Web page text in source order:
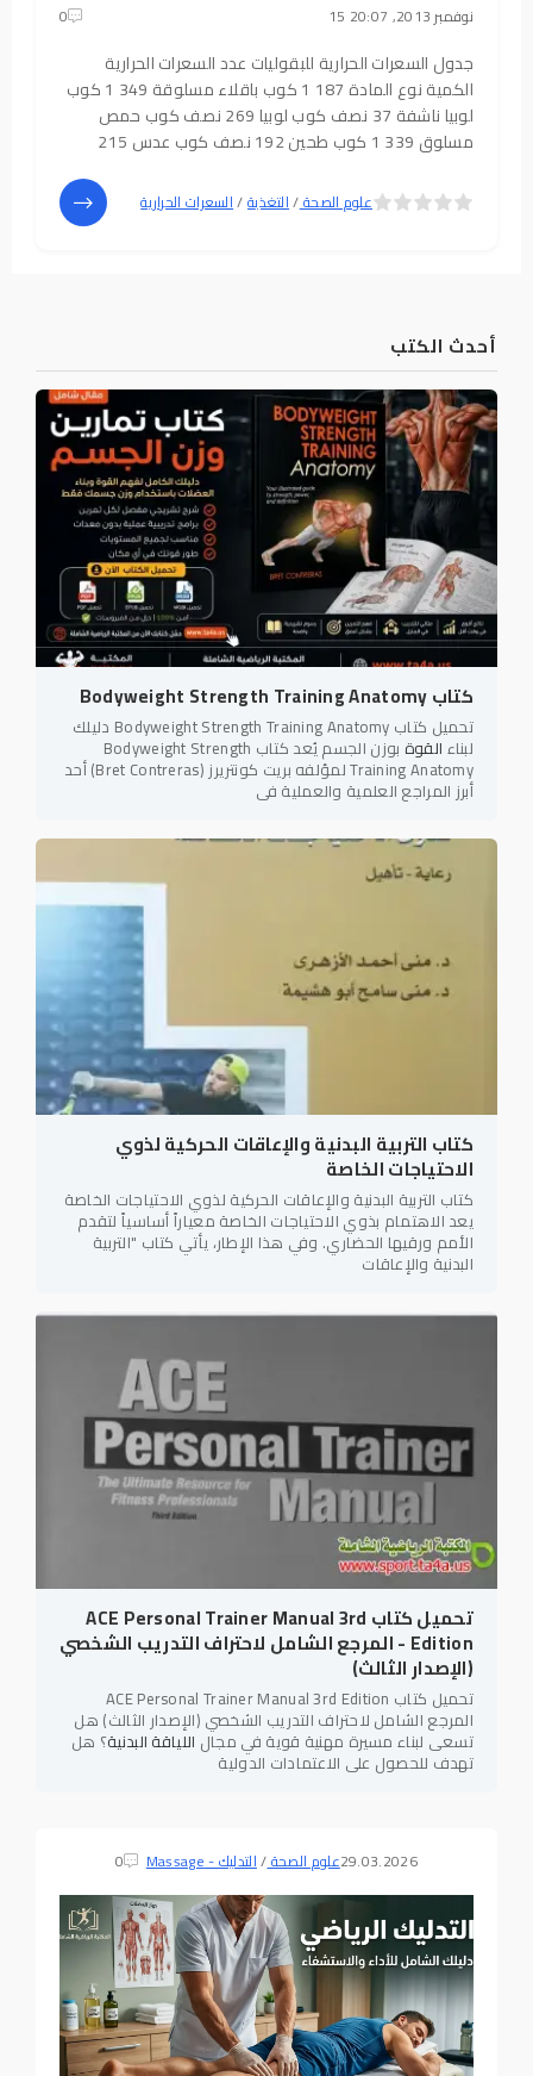
أحدث الكتب
كتاب Bodyweight Strength Training Anatomy
تحميل كتاب Bodyweight Strength Training Anatomy دليلك
لبناء القوة بوزن الجسم يُعد كتاب Bodyweight Strength
Training Anatomy لمؤلفه بريت كونتريرز (Bret Contreras) أحد
أبرز المراجع العلمية والعملية في
كتاب التربية البدنية والإعاقات الحركية لذوي
الاحتياجات الخاصة
كتاب التربية البدنية والإعاقات الحركية لذوي الاحتياجات الخاصة
يعد الاهتمام بذوي الاحتياجات الخاصة معياراً أساسياً لتقدم
الأمم ورقيها الحضاري. وفي هذا الإطار، يأتي كتاب "التربية
البدنية والإعاقات
تحميل كتاب ACE Personal Trainer Manual 3rd
Edition - المرجع الشامل لاحتراف التدريب الشخصي
(الإصدار الثالث)
تحميل كتاب ACE Personal Trainer Manual 3rd Edition
المرجع الشامل لاحتراف التدريب الشخصي (الإصدار الثالث) هل
تسعى لبناء مسيرة مهنية قوية في مجال اللياقة البدنية؟ هل
تهدف للحصول على الاعتمادات الدولية
29.03.2026علوم الصحة/التدليك - Massage 0
15 نوفمبر 2013, 20:07 0
جدول السعرات الحرارية للبقوليات عدد السعرات الحرارية
الكمية نوع المادة 187 1 كوب باقلاء مسلوقة 349 1 كوب
لوبيا ناشفة 37 نصف كوب لوبيا 269 نصف كوب حمص
مسلوق 339 1 كوب طحين 192 نصف كوب عدس 215
علوم الصحة/التغذية/السعرات الحرارية